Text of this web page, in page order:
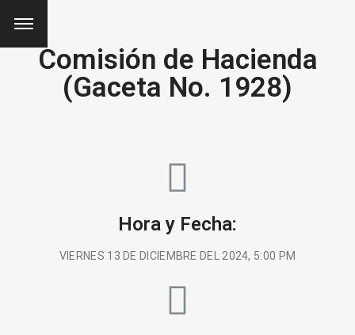
Comisión de Hacienda
(Gaceta No. 1928)
Hora y Fecha:
VIERNES 13 DE DICIEMBRE DEL 2024, 5:00 PM